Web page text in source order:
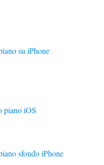
su iPhone
piano iOS
sfondo iPhone